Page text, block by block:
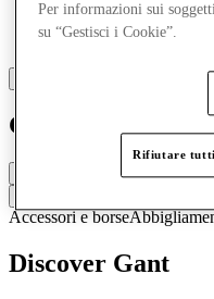
Gant
Accessori e borse
Discover Gant
Per informazioni sui
su “Gestisci i Cookie”.
Rifiutare